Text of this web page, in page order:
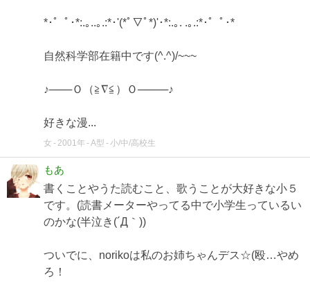
*･゜ﾟ･*:.｡..｡.:*･'(*ﾟ▽ﾟ*)'･*:.｡. .｡.:*･゜ﾟ･*
自然科学部在籍中です(^.^)/~~~
♪───Ｏ（≧∇≦）Ｏ────♪
好きな漫...
女 2001年 A型 小/中/高校生
もあ
書くことやうた読むこと、歌うことが大好きな小５
です。(読書メーターやってる中で小学生っているい
のかな(半泣き(´Д｀))
ついでに、norikoは私のお姉ちゃんデス☆(殴…やめ
ろ！